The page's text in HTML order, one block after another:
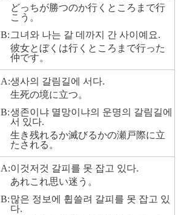
どっちが勝つのか行くところまで行
こう。
B: 그녀와 나는 갈 데까지 간 사이예요.
彼女とぼくは行くところまで行った
仲です。
A:생사의 갈림길에 서다.
生死の境に立つ。
B:생존이냐 멸망이냐의 운명의 갈림길에
서 있다.
生き残れるか滅びるかの瀬戸際に立
たされる。
A:이것저것 갈피를 못 잡고 있다.
あれこれ思い迷う。
B:많은 정보에 휩쓸려 갈피를 못 잡고 있
다.